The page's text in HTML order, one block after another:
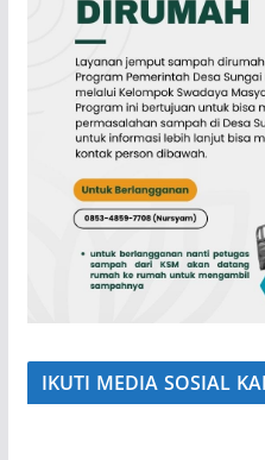
IKUTI MEDIA SOSIAL